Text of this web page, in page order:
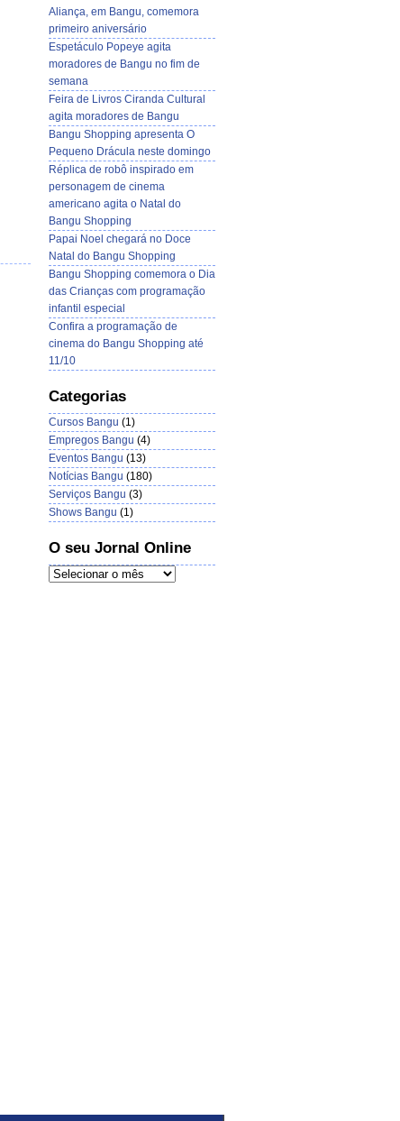
Aliança, em Bangu, comemora
primeiro aniversário
Espetáculo Popeye agita
moradores de Bangu no fim de
semana
Feira de Livros Ciranda Cultural
agita moradores de Bangu
Bangu Shopping apresenta O
Pequeno Drácula neste domingo
Réplica de robô inspirado em
personagem de cinema
americano agita o Natal do
Bangu Shopping
Papai Noel chegará no Doce
Natal do Bangu Shopping
Bangu Shopping comemora o Dia
das Crianças com programação
infantil especial
Confira a programação de
cinema do Bangu Shopping até
11/10
Categorias
Cursos Bangu (1)
Empregos Bangu (4)
Eventos Bangu (13)
Notícias Bangu (180)
Serviços Bangu (3)
Shows Bangu (1)
O seu Jornal Online